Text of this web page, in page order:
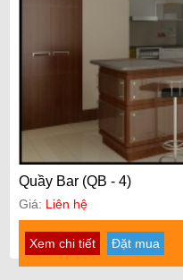
Quầy Bar (QB - 4)
Giá: Liên hệ
Xem chi tiết Đặt mua